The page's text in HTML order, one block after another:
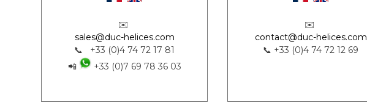
✉️
sales@duc-helices.com
📞 +33 (0)4 74 72 17 81
📲
+33 (0)7 69 78 36 03
✉️
contact@duc-helices.com
📞 +33 (0)4 74 72 12 69